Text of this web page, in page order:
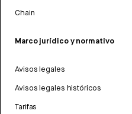
Chain
Marco jurídico y normativo
Avisos legales
Avisos legales históricos
Tarifas